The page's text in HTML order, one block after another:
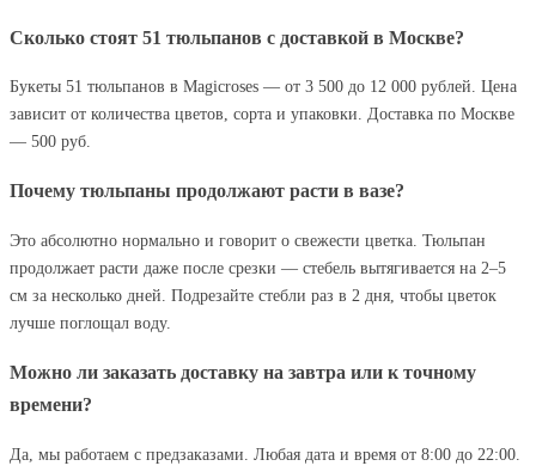
Сколько стоят 51 тюльпанов с доставкой в Москве?
Букеты 51 тюльпанов в Magicroses — от 3 500 до 12 000 рублей. Цена
зависит от количества цветов, сорта и упаковки. Доставка по Москве
— 500 руб.
Почему тюльпаны продолжают расти в вазе?
Это абсолютно нормально и говорит о свежести цветка. Тюльпан
продолжает расти даже после срезки — стебель вытягивается на 2–5
см за несколько дней. Подрезайте стебли раз в 2 дня, чтобы цветок
лучше поглощал воду.
Можно ли заказать доставку на завтра или к точному
времени?
Да, мы работаем с предзаказами. Любая дата и время от 8:00 до 22:00.